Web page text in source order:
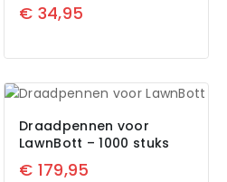
€ 34,95
Draadpennen voor
LawnBott – 1000 stuks
€ 179,95